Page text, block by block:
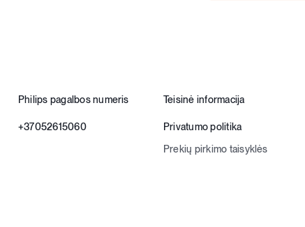
Philips pagalbos numeris
+37052615060
Teisinė informacija
Privatumo politika
Prekių pirkimo taisyklės